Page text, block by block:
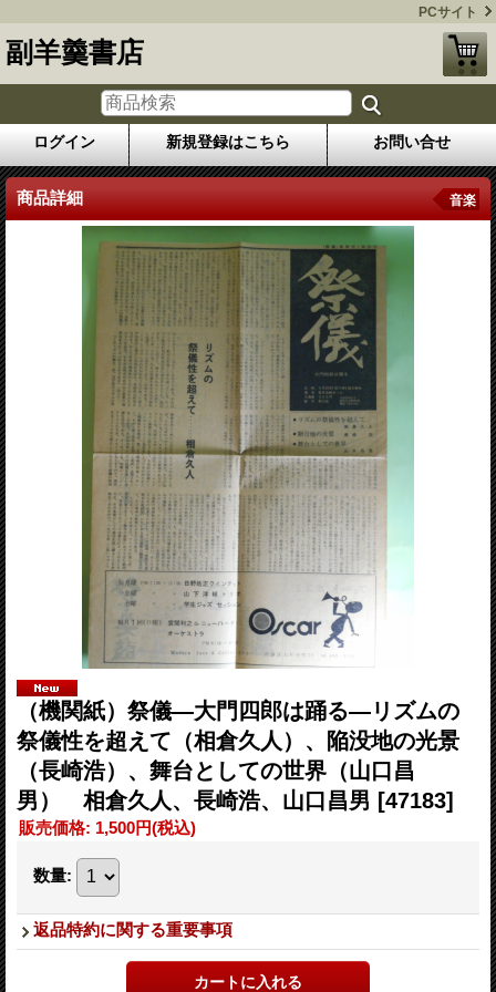
PCサイト
副羊羹書店
ログイン 新規登録はこちら お問い合せ
商品詳細 音楽
（機関紙）祭儀―大門四郎は踊る―リズムの
祭儀性を超えて（相倉久人）、陥没地の光景
（長崎浩）、舞台としての世界（山口昌
男） 相倉久人、長崎浩、山口昌男 [47183]
販売価格: 1,500円(税込)
数量:
返品特約に関する重要事項